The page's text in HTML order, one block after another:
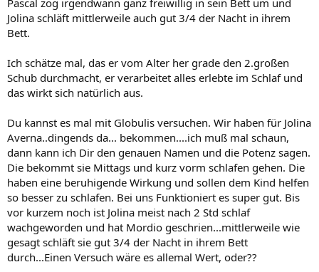
Jolina schläft mittlerweile auch gut 3/4 der Nacht in ihrem
Bett.
Ich schätze mal, das er vom Alter her grade den 2.großen
Schub durchmacht, er verarbeitet alles erlebte im Schlaf und
das wirkt sich natürlich aus.
Du kannst es mal mit Globulis versuchen. Wir haben für Jolina
Averna..dingends da... bekommen....ich muß mal schaun,
dann kann ich Dir den genauen Namen und die Potenz sagen.
Die bekommt sie Mittags und kurz vorm schlafen gehen. Die
haben eine beruhigende Wirkung und sollen dem Kind helfen
so besser zu schlafen. Bei uns Funktioniert es super gut. Bis
vor kurzem noch ist Jolina meist nach 2 Std schlaf
wachgeworden und hat Mordio geschrien...mittlerweile wie
gesagt schläft sie gut 3/4 der Nacht in ihrem Bett
durch...Einen Versuch wäre es allemal Wert, oder??